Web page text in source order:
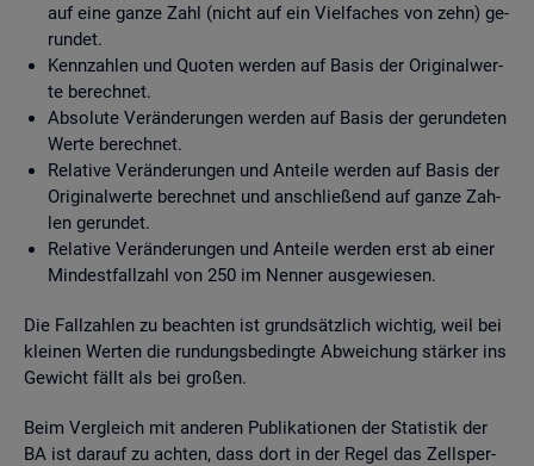
auf eine ganze Zahl (nicht auf ein Viel­fa­ches von zehn) ge­
run­det.
Kenn­zah­len und Quo­ten wer­den auf Basis der Ori­gi­nal­wer­
te be­rech­net.
Ab­so­lu­te Ver­än­de­run­gen wer­den auf Basis der ge­run­de­ten
Werte be­rech­net.
Re­la­ti­ve Ver­än­de­run­gen und An­tei­le wer­den auf Basis der
Ori­gi­nal­wer­te be­rech­net und an­schlie­ßend auf ganze Zah­
len ge­run­det.
Re­la­ti­ve Ver­än­de­run­gen und An­tei­le wer­den erst ab einer
Min­dest­fall­zahl von 250 im Nen­ner aus­ge­wie­sen.
Die Fall­zah­len zu be­ach­ten ist grund­sätz­lich wich­tig, weil bei
klei­nen Wer­ten die run­dungs­be­ding­te Ab­wei­chung stär­ker ins
Ge­wicht fällt als bei gro­ßen.
Beim Ver­gleich mit an­de­ren Pu­bli­ka­tio­nen der Sta­tis­tik der
BA ist dar­auf zu ach­ten, dass dort in der Regel das Zell­sper­